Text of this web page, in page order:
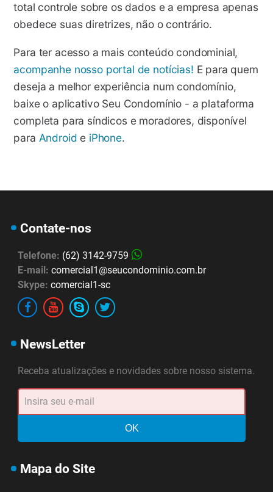
total controle sobre os dados e a empresa apenas
obedece suas diretrizes, não o contrário.
Para ter acesso a mais conteúdo condominial,
acompanhe nosso portal de notícias! E para quem
deseja a melhor experiência num condomínio,
baixe o aplicativo Seu Condomínio - a plataforma
completa para síndicos e moradores, disponível
para Android e iPhone.
Contate-nos
Telefone: (62) 3142-9759
E-mail: comercial1@seucondominio.com.br
Skype: comercial1-sc
NewsLetter
Receba atualizações e novidades sobre nosso sistema.
OK
Mapa do Site
Online agora